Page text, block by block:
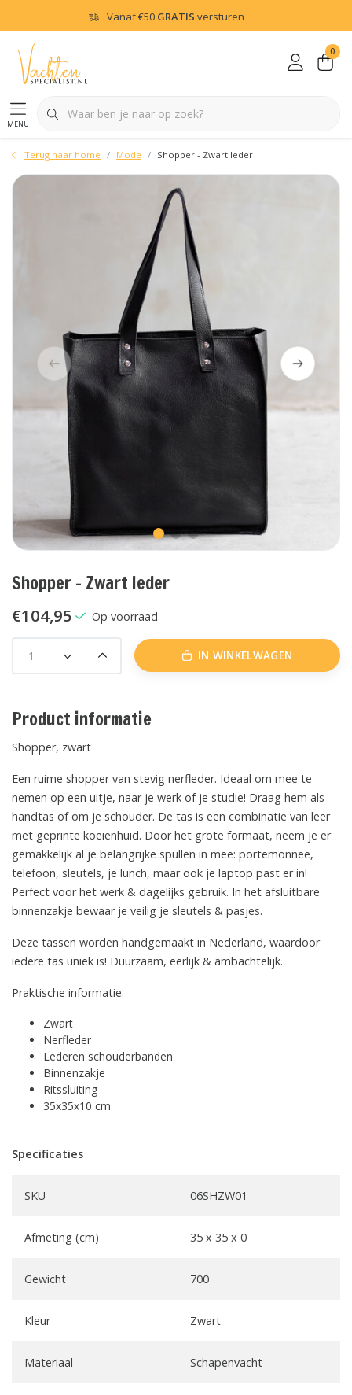
Vanaf€50 GRATIS versturen
menu
0
Terug naar home Mode Shopper - Zwart leder
Shopper - Zwart leder
€104,95 Op voorraad
IN WINKELWAGEN
Product informatie
Shopper, zwart
Een ruime shopper van stevig nerfleder. Ideaal om mee te
nemen op een uitje, naar je werk of je studie! Draag hem als
handtas of om je schouder. De tas is een combinatie van leer
met geprinte koeienhuid. Door het grote formaat, neem je er
gemakkelijk al je belangrijke spullen in mee: portemonnee,
telefoon, sleutels, je lunch, maar ook je laptop past er in!
Perfect voor het werk & dagelijks gebruik. In het afsluitbare
binnenzakje bewaar je veilig je sleutels & pasjes.
Deze tassen worden handgemaakt in Nederland, waardoor
iedere tas uniek is! Duurzaam, eerlijk & ambachtelijk.
Praktische informatie:
Zwart
Nerfleder
Lederen schouderbanden
Binnenzakje
Ritssluiting
35x35x10 cm
Specificaties
SKU 06SHZW01
Afmeting (cm) 35 x 35 x 0
Gewicht 700
Kleur Zwart
Materiaal Schapenvacht